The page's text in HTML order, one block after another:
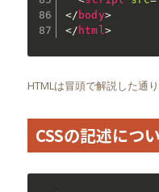
</ body>
</ html >
HTMLは冒頭で解説した通
CSSの記述につ